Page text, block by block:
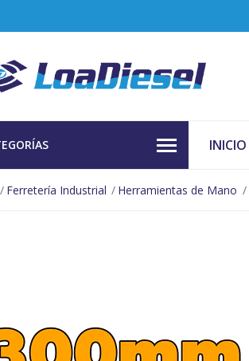
INICIO
Ferretería Industrial Herramientas de Mano